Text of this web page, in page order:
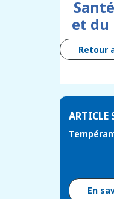
et du
Retour
ARTICLE
En